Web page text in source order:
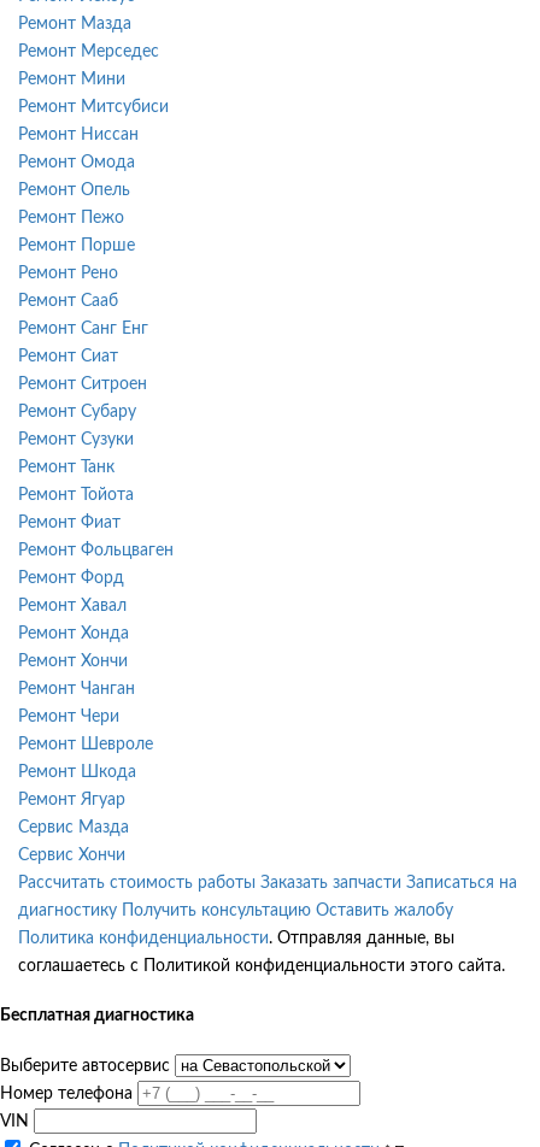
Ремонт Мазда
Ремонт Мерседес
Ремонт Мини
Ремонт Митсубиси
Ремонт Ниссан
Ремонт Омода
Ремонт Опель
Ремонт Пежо
Ремонт Порше
Ремонт Рено
Ремонт Сааб
Ремонт Санг Енг
Ремонт Сиат
Ремонт Ситроен
Ремонт Субару
Ремонт Сузуки
Ремонт Танк
Ремонт Тойота
Ремонт Фиат
Ремонт Фольцваген
Ремонт Форд
Ремонт Хавал
Ремонт Хонда
Ремонт Хончи
Ремонт Чанган
Ремонт Чери
Ремонт Шевроле
Ремонт Шкода
Ремонт Ягуар
Сервис Мазда
Сервис Хончи
Рассчитать стоимость работы Заказать запчасти Записаться на
диагностику
Получить консультацию Оставить жалобу
Политика конфиденциальности. Отправляя данные, вы
соглашаетесь с Политикой конфиденциальности этого сайта.
Бесплатная диагностика
Выберите автосервис
Номер телефона
VIN